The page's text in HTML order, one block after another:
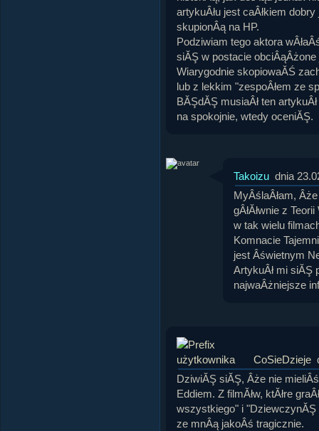
artykuÂłu jest caÂłkiem
skupionÂą na HP.
Podziwiam tego aktora
siĂŞ w postacie
Wiarygodnie skopiowaĂŚ
lub z lekkim "zespoÂłem ze
BĂŞdĂŞ musiaÂł ten
na spokojnie, wtedy oceniĂŞ.
Takoizu dnia
MyÂślaÂłam,
gÂłĂłwnie z
w tak wielu
Komnacie
jest Âświetnym
ArtykuÂł mi siĂŞ
najwaÂżniejsze
CoSieDzieje
DziwiĂŞ siĂŞ, Âże nie
Eddiem. Z filmĂłw, ktĂłre
wszystkiego" i
ze mnÂą jakoÂś tragicznie.